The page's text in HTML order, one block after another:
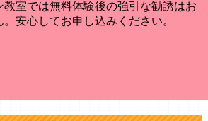
室では無料体験後の強引な勧誘はお
安心してお申し込みください。